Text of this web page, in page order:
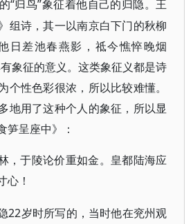
“归鸟”象征着他自己的归隐。王
组诗，其一以南京白下门的秋柳
日差池春燕影，祗今憔悴晚烟
象征的意义。这类象征义都是诗
个性色彩很浓，所以比较难懂。
地用了这种个人的象征，所以显
笋呈座中》：
，于陵论价重如金。皇都陆海应
心！
22岁时所写的，当时他在兖州观